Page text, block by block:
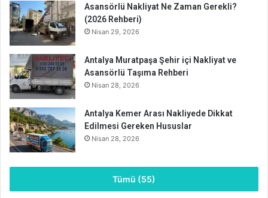
Asansörlü Nakliyat Ne Zaman Gerekli?
(2026 Rehberi)
Nisan 29, 2026
Antalya Muratpaşa Şehir içi Nakliyat ve
Asansörlü Taşıma Rehberi
Nisan 28, 2026
Antalya Kemer Arası Nakliyede Dikkat
Edilmesi Gereken Hususlar
Nisan 28, 2026
Tümü (55)